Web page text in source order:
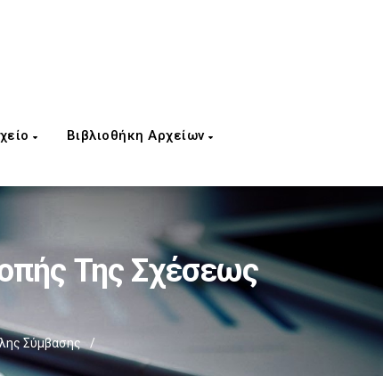
Βιβλιοθήκη Αρχείων
Της Σχέσεως
Σύμβασης /